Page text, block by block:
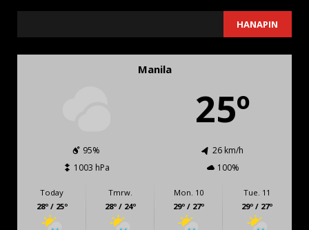
HANAPIN
Manila
25º
95%
26 km/h
1003 hPa
100%
Today
28º / 25º
Tmrw.
28º / 24º
Mon. 10
29º / 27º
Tue. 11
29º / 27º